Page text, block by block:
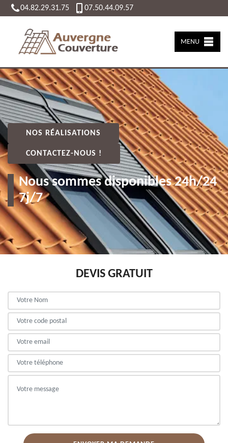
04.82.29.31.75 07.50.44.09.57
MENU
NOS RÉALISATIONS
CONTACTEZ-NOUS !
Nous sommes disponibles 24h/24
7j/7
DEVIS GRATUIT